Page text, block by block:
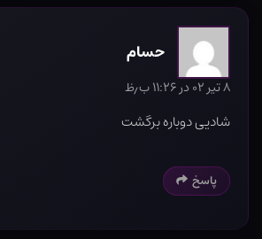
حسام
۸ تیر ۰۲ در ۱۱:۲۶ ب٫ظ
شادیی دوباره برگشت
پاسخ